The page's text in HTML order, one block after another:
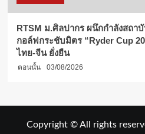
RTSM ม.ศิลปากร ผนึกกำลังสถ
กอล์ฟกระชับมิตร “Ryder Cup
ไทย-จีน ยั่งยืน
ตอนนั้น 03/08/2026
Copyright © All rights